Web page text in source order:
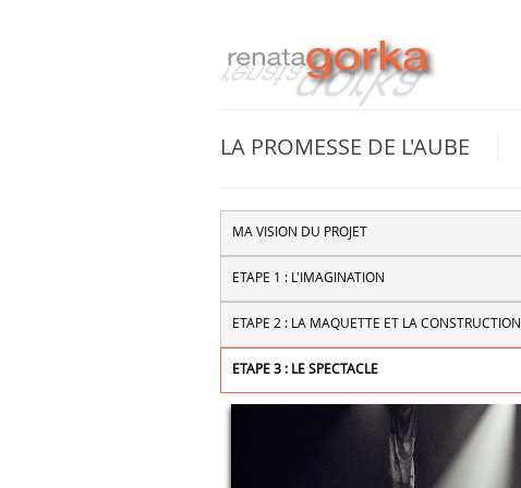
LA PROMESSE DE L'AUBE
MA VISION DU PROJET
ETAPE 1 : L'IMAGINATION
ETAPE 2 : LA MAQUETTE ET LA CONSTRUCTION
ETAPE 3 : LE SPECTACLE